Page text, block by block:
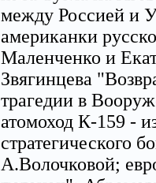
между Россией и
американки
Маленченко и
Звягинцева
трагедии в
атомоход К-159 -
стратегического
А.Волочковой;